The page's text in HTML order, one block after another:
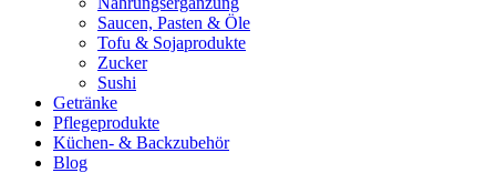
Saucen, Pasten & Öle
Tofu & Sojaprodukte
Zucker
Sushi
Getränke
Pflegeprodukte
Küchen- & Backzubehör
Blog